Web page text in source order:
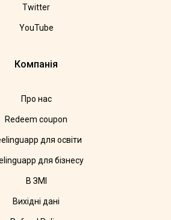
Twitter
YouTube
Компанія
Про нас
Redeem coupon
для освіти
для бізнесу
В ЗМІ
Вихідні дані